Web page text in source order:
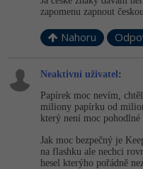
zapomenu zapnout
Nahoru
Neaktivní uživatel:
Papírek moc nevím,
miliony papírku od
který není moc pohodlné
Jak moc bezpečný je
na flashku ale nechci
hesel kterýho pořádně